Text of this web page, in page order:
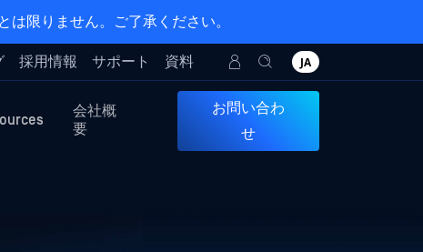
限りません。ご了承ください。
採用情報 サポート 資料 JA
会社概
要
お問い合わ
せ